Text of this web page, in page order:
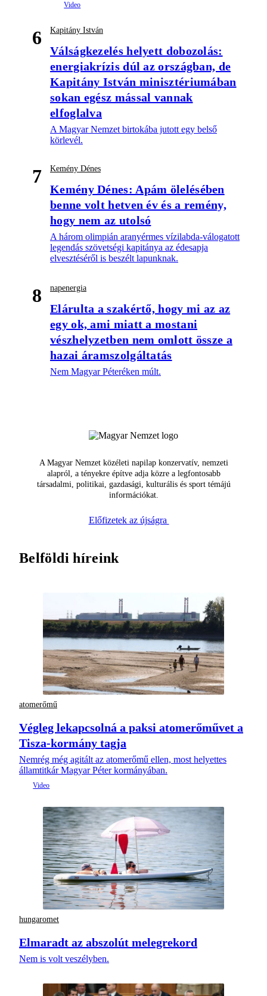
6 Kapitány István
Válságkezelés helyett dobozolás:
energiakrízis dúl az országban, de
Kapitány István minisztériumában
sokan egész mással vannak
elfoglalva
A Magyar Nemzet birtokába jutott egy belső
körlevél.
7 Kemény Dénes
Kemény Dénes: Apám ölelésében
benne volt hetven év és a remény,
hogy nem az utolsó
A három olimpián aranyérmes vízilabda-válogatott
legendás szövetségi kapitánya az édesapja
elvesztéséről is beszélt lapunknak.
8 napenergia
Elárulta a szakértő, hogy mi az az
egy ok, ami miatt a mostani
vészhelyzetben nem omlott össze a
hazai áramszolgáltatás
Nem Magyar Péteréken múlt.
A Magyar Nemzet közéleti napilap konzervatív, nemzeti
alapról, a tényekre építve adja közre a legfontosabb
társadalmi, politikai, gazdasági, kulturális és sport témájú
információkat.
Előfizetek az újságra
Belföldi híreink
atomerőmű
Végleg lekapcsolná a paksi atomerőművet a
Tisza-kormány tagja
Nemrég még agitált az atomerőmű ellen, most helyettes
államtitkár Magyar Péter kormányában.
hungaromet
Elmaradt az abszolút melegrekord
Nem is volt veszélyben.